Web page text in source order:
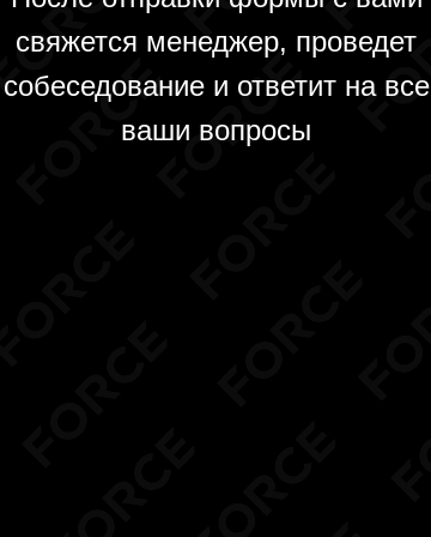
свяжется менеджер, проведет
собеседование и ответит на все
ваши вопросы